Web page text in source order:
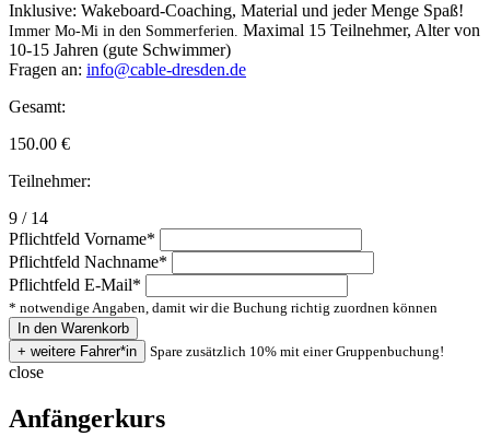
Inklusive: Wakeboard-Coaching, Material und jeder Menge Spaß!
Immer Mo-Mi in den Sommerferien. Maximal 15 Teilnehmer, Alter von
10-15 Jahren (gute Schwimmer)
Fragen an: info@cable-dresden.de
Gesamt:
150.00 €
Teilnehmer:
9 / 14
Pflichtfeld Vorname*
Pflichtfeld Nachname*
Pflichtfeld E-Mail*
* notwendige Angaben, damit wir die Buchung richtig zuordnen können
Spare zusätzlich 10% mit einer Gruppenbuchung!
close
Anfängerkurs